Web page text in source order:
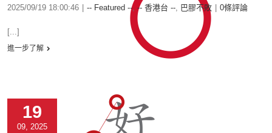
2025/09/19 18:00:46 -- Featured --, -- 香港台 --, 巴膠不敗 0條評論
[...]
進一步了解
19
09, 2025